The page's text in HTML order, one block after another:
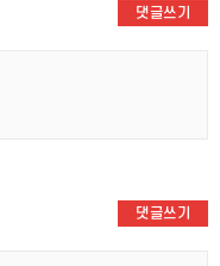
댓글쓰기
댓글쓰기